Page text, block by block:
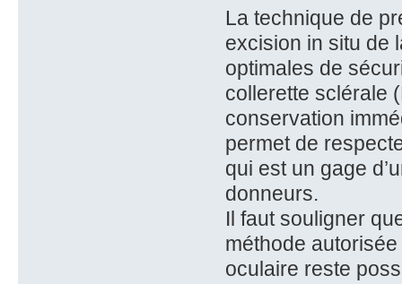
La technique de
excision in situ de
optimales de
collerette sclérale
conservation
permet de
qui est un gage
donneurs.
Il faut souligner
méthode
oculaire reste